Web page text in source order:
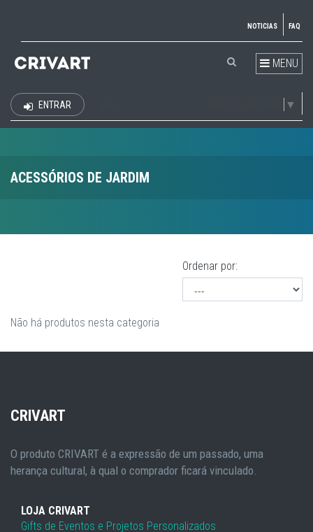
NOTICIAS FAQ
MENU
▼
ENTRAR
ACESSÓRIOS DE JARDIM
Ordenar por:
Não há produtos nesta categoria
CRIVART
O produto CRIVART é a expressão de um passado, uma
herança cultural, à qual o comprador ficará vinculado.
LOJA CRIVART
Gifts de Eventos e Projetos Personalizados